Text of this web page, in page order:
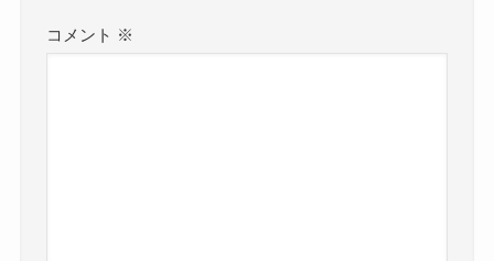
コメント ※